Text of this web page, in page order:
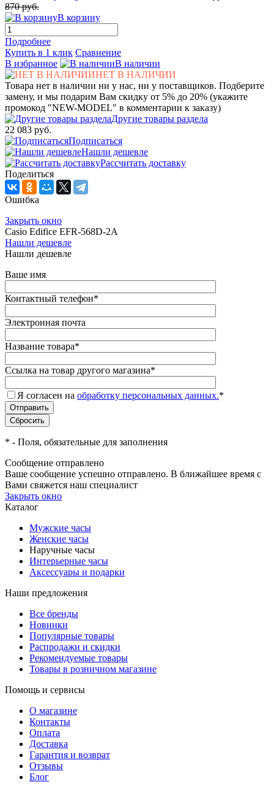
870 руб.
В корзину
Подробнее
Купить в 1 клик Сравнение
В избранное
В наличии
НЕТ В НАЛИЧИИ
Товара нет в наличии ни у нас, ни у поставщиков. Подберите
замену, и мы подарим Вам скидку от 5% до 20% (укажите
промокод "NEW-MODEL" в комментарии к заказу)
Другие товары раздела
22 083 руб.
Подписаться
Нашли дешевле
Рассчитать доставку
Поделиться
Ошибка
Закрыть окно
Casio Edifice EFR-568D-2A
Нашли дешевле
Нашли дешевле
Ваше имя
Контактный телефон*
Электронная почта
Название товара*
Ссылка на товар другого магазина*
Я согласен на обработку персональных данных.*
* - Поля, обязательные для заполнения
Сообщение отправлено
Ваше сообщение успешно отправлено. В ближайшее время с
Вами свяжется наш специалист
Закрыть окно
Каталог
Мужские часы
Женские часы
Наручные часы
Интерьерные часы
Аксессуары и подарки
Наши предложения
Все бренды
Новинки
Популярные товары
Распродажи и скидки
Рекомендуемые товары
Товары в розничном магазине
Помощь и сервисы
О магазине
Контакты
Оплата
Доставка
Гарантия и возврат
Отзывы
Блог